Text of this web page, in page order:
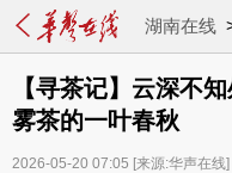
湖南在线
【寻茶记】云深不
雾茶的一叶春秋
2026-05-20 07:05 [来源:华声在线]